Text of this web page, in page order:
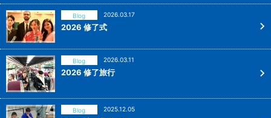
Blog 2026.03.17
2026 修了式
Blog 2026.03.11
2026 修了旅行
Blog 2025.12.05